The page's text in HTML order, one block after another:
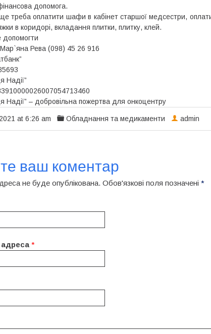
допомога.
треба оплатити шафи в кабінет старшої медсестри,
в коридорі, вкладання плитки, плитку, клей.
Рева (098) 45 26 916
Надії”
Надії” – добровільна пожертва для онкоцентру
at 6:26 am Обладнання та медикаменти admin
ваш коментар
не буде опублікована. Обов'язкові поля позначені *
*